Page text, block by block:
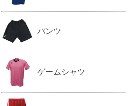
パンツ
ゲームシャツ